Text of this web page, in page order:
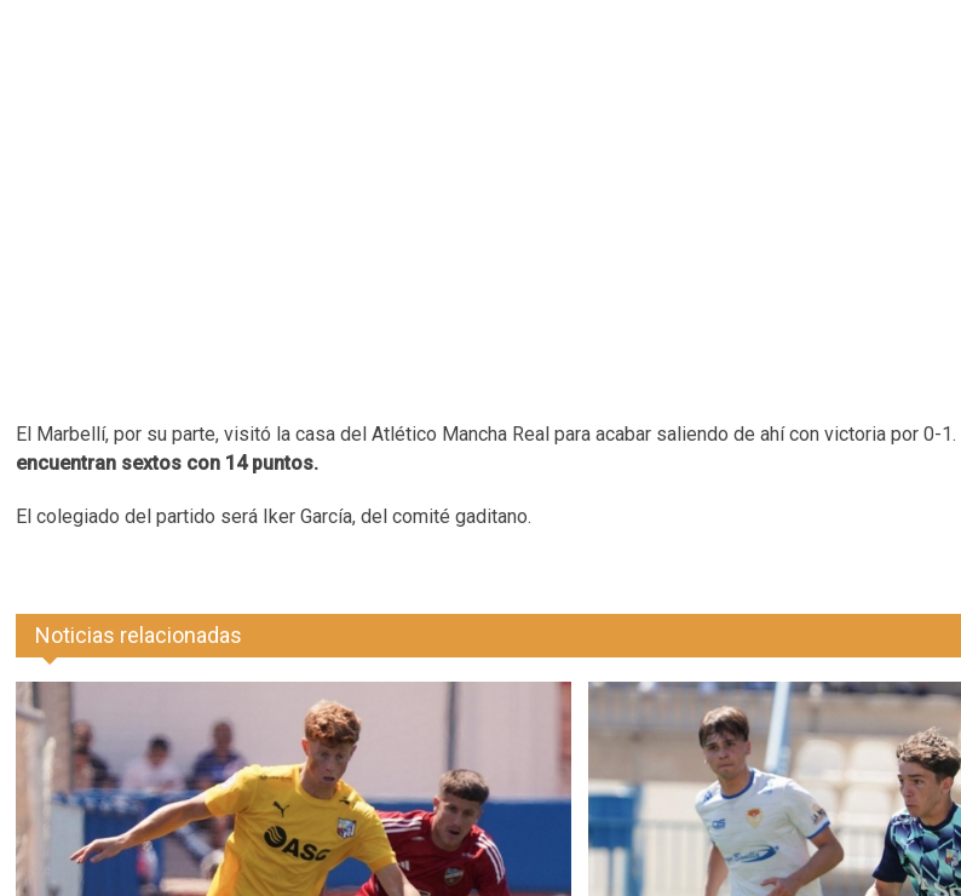
El Marbellí, por su parte, visitó la casa del Atlético Mancha Real para acabar saliendo de ahí con victoria por 0-1.
encuentran sextos con 14 puntos.
El colegiado del partido será Iker García, del comité gaditano.
Noticias relacionadas